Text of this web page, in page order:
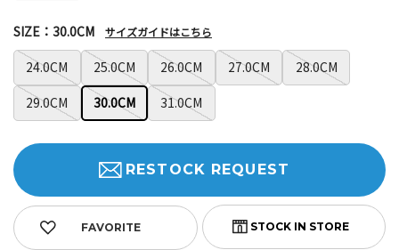
24.0CM 25.0CM 26.0CM 27.0CM
28.0CM
29.0CM
30.0CM 31.0CM
SIZE：30.0CM サイズガイドはこちら
FAVORITE
RESTOCK REQUEST